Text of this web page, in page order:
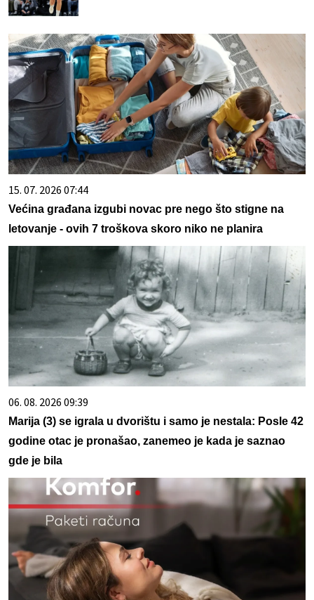
15. 07. 2026 07:44
Većina građana izgubi novac pre nego što stigne na
letovanje - ovih 7 troškova skoro niko ne planira
06. 08. 2026 09:39
Marija (3) se igrala u dvorištu i samo je nestala: Posle 42
godine otac je pronašao, zanemeo je kada je saznao
gde je bila